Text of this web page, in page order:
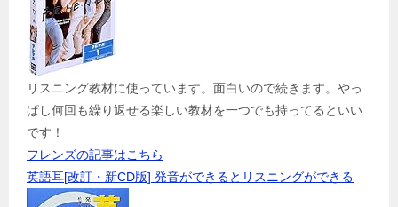
リスニング教材に使っています。面白いので続きます。やっ
ぱし何回も繰り返せる楽しい教材を一つでも持ってるといい
です！
フレンズの記事はこちら
英語耳[改訂・新CD版] 発音ができるとリスニングができる